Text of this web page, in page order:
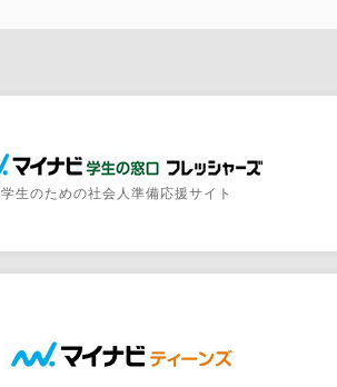
学生のための社会人準備応援サイト